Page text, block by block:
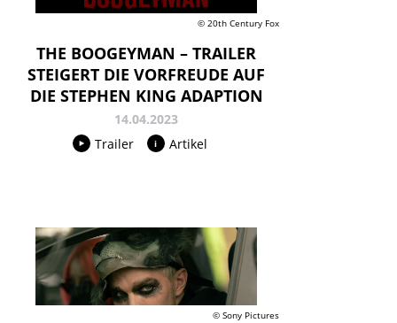
© 20th Century Fox
THE BOOGEYMAN – TRAILER
STEIGERT DIE VORFREUDE AUF
DIE STEPHEN KING ADAPTION
14.04.2023
Trailer
Artikel
© Sony Pictures